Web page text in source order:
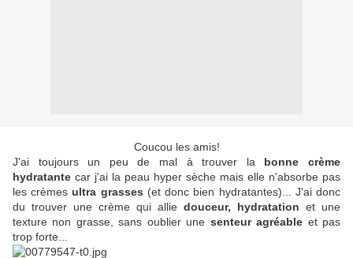
Coucou les amis!
J'ai toujours un peu de mal à trouver la bonne crème
hydratante car j'ai la peau hyper sèche mais elle n'absorbe pas
les crèmesultra grasses (et donc bien hydratantes)... J'ai donc
du trouver une crème qui allie douceur, hydratation et une
texture non grasse, sans oublier une senteur agréable et pas
trop forte...